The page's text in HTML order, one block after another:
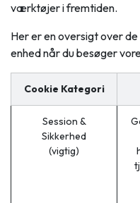
værktøjer i fremtiden.
Her er en oversigt over
enhed når du besøger
Cookie Kategori
Session &
Sikkerhed
(vigtig)